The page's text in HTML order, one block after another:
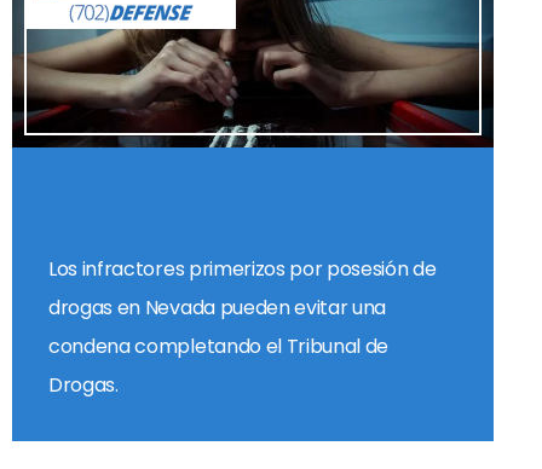
Los infractores primerizos por posesión de
drogas en Nevada pueden evitar una
condena completando el Tribunal de
Drogas.